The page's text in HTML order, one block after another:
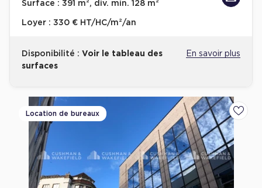
Surface : 391 m², div. min. 128 m²
Loyer : 330 € HT/HC/m²/an
Disponibilité : Voir le tableau des
surfaces
En savoir plus
Location de bureaux